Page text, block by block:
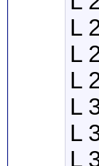
L
L
L
L
L
L